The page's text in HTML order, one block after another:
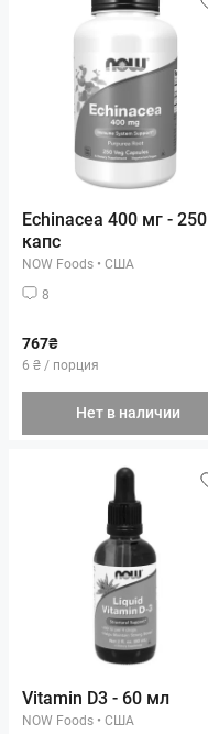
Echinacea 400 мг - 250
капс
NOW Foods • США
8
767₴
6 ₴ / порция
Нет в наличии
Vitamin D3 - 60 мл
NOW Foods • США